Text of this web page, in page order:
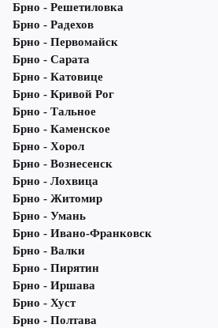
Брно - Решетиловка
Брно - Радехов
Брно - Первомайск
Брно - Сарата
Брно - Катовице
Брно - Кривой Рог
Брно - Тальное
Брно - Каменское
Брно - Хорол
Брно - Вознесенск
Брно - Лохвица
Брно - Житомир
Брно - Умань
Брно - Ивано-Франковск
Брно - Валки
Брно - Пирятин
Брно - Иршава
Брно - Хуст
Брно - Полтава